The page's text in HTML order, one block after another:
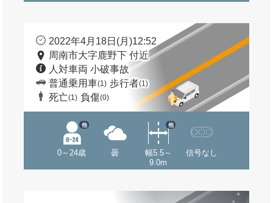
2022年4月18日(月)12:52
周南市大字鹿野下 付近
人対車両 小破事故
普通乗用車(1) 歩行者(1)
死亡(1) 負傷(0)
0～24歳
他
曇
幅5.5～
9.0m
他
信号なし